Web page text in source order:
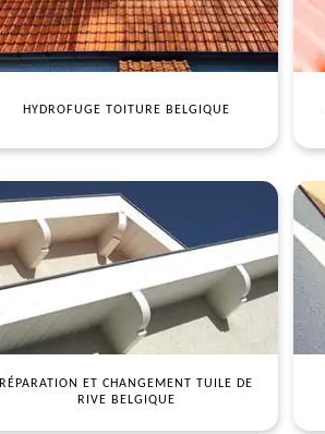
HYDROFUGE TOITURE BELGIQUE
RÉPARATION ET CHANGEMENT TUILE DE
RIVE BELGIQUE